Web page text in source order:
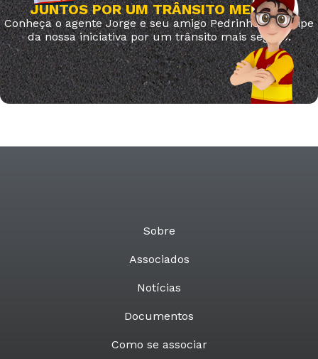
JUNTOS POR UM TRÂNSITO MELHOR
Conheça o agente Jorge e seu amigo Pedrinho. Participe
da nossa iniciativa por um trânsito mais seguro.
Sobre
Associados
Notícias
Documentos
Como se associar